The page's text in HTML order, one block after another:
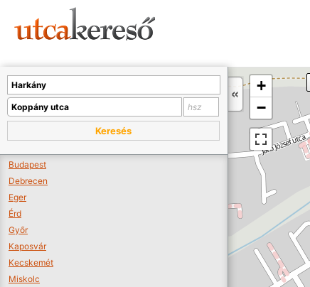
+
−
Keresés
Budapest
Debrecen
Eger
Érd
Győr
Kaposvár
Kecskemét
Miskolc
A térképet kicsinyíteni kell, hogy látszódjanak a boltok.
Boltok látszódjanak >>